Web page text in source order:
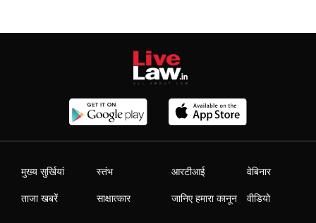
मुख्य सुर्खियां
ताजा खबरें
स्तंभ
साक्षात्कार
आरटीआई
जानिए हमारा कानून
वेबिनार
वीडियो